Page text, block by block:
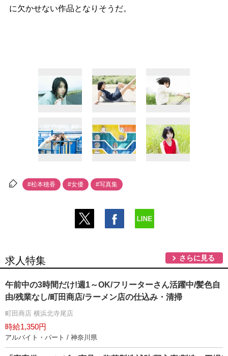
に欠かせない作品となりそうだ。
#松本穂香 #女優 #写真集
求人特集 さらに見る
午前中の3時間だけ!週1～OK/フリーターさん活躍中/髪色自
由/残業なし/町田商店/ラーメン店の仕込み・清掃
町田商店 横浜北寺尾店
時給1,350円
アルバイト・パート / 神奈川県